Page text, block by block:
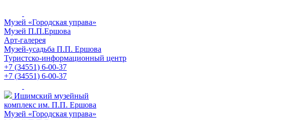
Музей «Городская управа»
Музей П.П.Ершова
Арт-галерея
Музей-усадьба П.П. Ершова
Туристско-информационный центр
+7 (34551) 6-00-37
+7 (34551) 6-00-37
Ишимский музейный
комплекс им. П.П. Ершова
Музей «Городская управа»